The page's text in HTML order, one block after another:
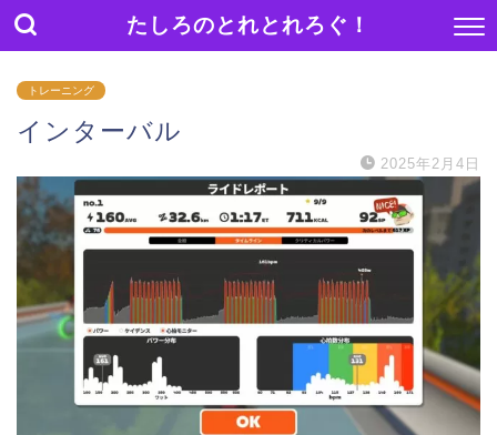
たしろのとれとれろぐ！
トレーニング
インターバル
2025年2月4日